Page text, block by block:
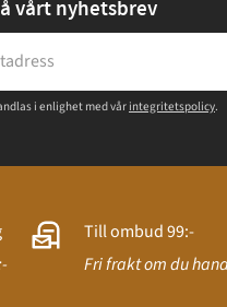
vårt nyhetsbrev
i enlighet med vårintegritetspolicy.
Till ombud 99:-
Fri frakt om du